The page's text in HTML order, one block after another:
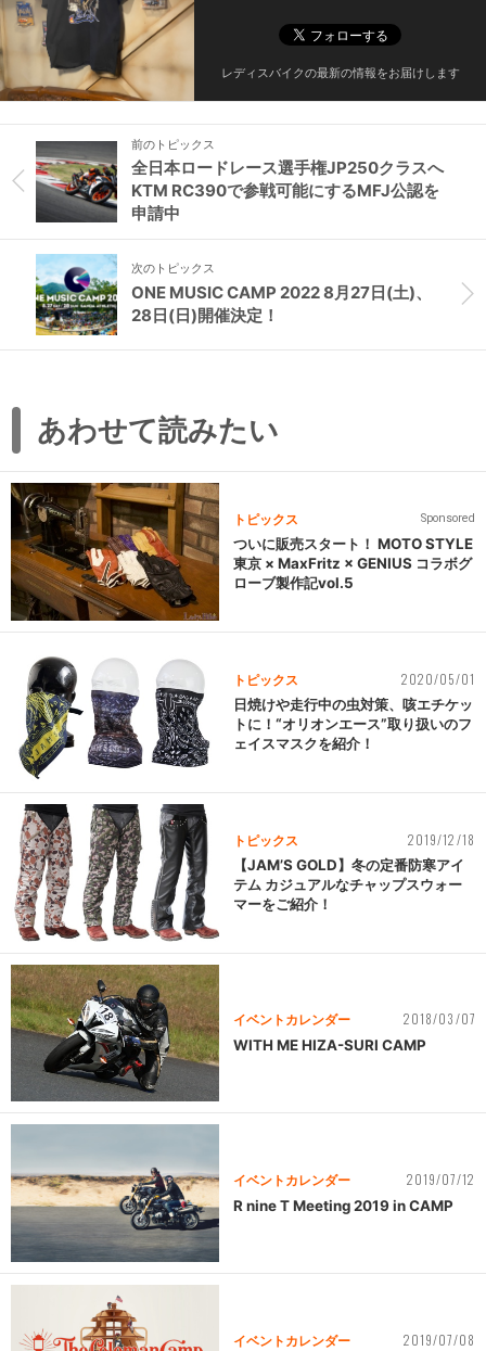
レディスバイクの最新の情報をお届けします
前のトピックス
全日本ロードレース選手権JP250クラスへ
KTM RC390で参戦可能にするMFJ公認を
申請中
次のトピックス
ONE MUSIC CAMP 2022 8月27日(土)、
28日(日)開催決定！
あわせて読みたい
トピックス Sponsored
ついに販売スタート！ MOTO STYLE
東京 × MaxFritz × GENIUS コラボグ
ローブ製作記vol.5
トピックス 2020/05/01
日焼けや走行中の虫対策、咳エチケッ
トに！“オリオンエース”取り扱いのフ
ェイスマスクを紹介！
トピックス 2019/12/18
【JAM’S GOLD】冬の定番防寒アイ
テム カジュアルなチャップスウォー
マーをご紹介！
イベントカレンダー 2018/03/07
WITH ME HIZA-SURI CAMP
イベントカレンダー 2019/07/12
R nine T Meeting 2019 in CAMP
イベントカレンダー 2019/07/08